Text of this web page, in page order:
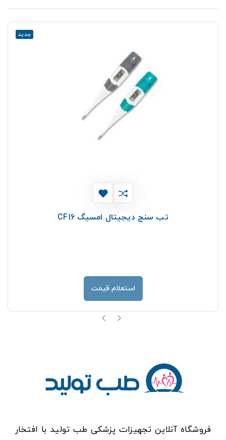
جدید
تب سنج دیجیتال امسیگ CF16
استعلام قیمت
فروشگاه آنلاین تجهیزات پزشکی طب تولید با افتخار